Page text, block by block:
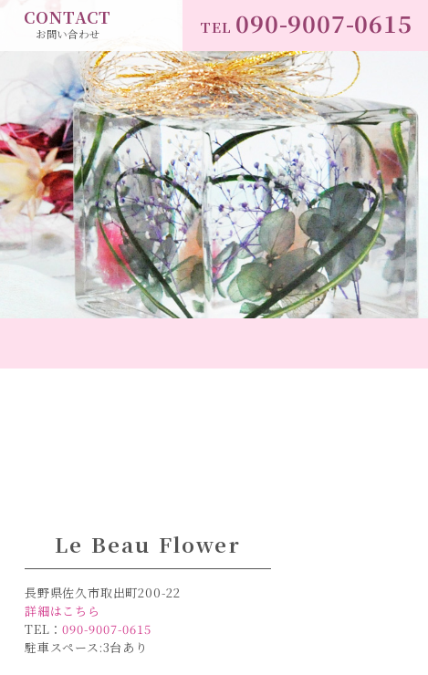
TEL 090-9007-0615
CONTACT
お問い合わせ
Le Beau Flower
長野県佐久市取出町200-22
詳細はこちら
TEL：090-9007-0615
駐車スペース:3台あり